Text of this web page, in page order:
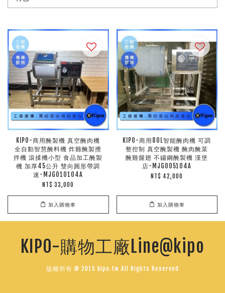
KIPO-商用醃製機 真空醃肉機
全自動智慧醃料機 炸雞醃製攪
拌機 滾揉機小型 食品加工醃製
機 加厚45公升 雙向圓形帶調
速-MJG010104A
NT$ 33,000
加入購物車
KIPO-商用80L智能醃肉機 可調
整控制 真空醃製機 醃肉醃菜
醃雞腿翅 不鏽鋼醃製機 漢堡
店-MJG005104A
NT$ 42,000
加入購物車
KIPO-購物工廠Line@kipo
版權所有 © 2015 kipo.tw All Rights Reserved